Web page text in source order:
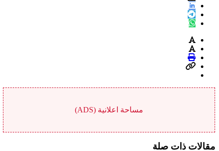
مساحة اعلانية (ADS)
مقالات ذات صلة